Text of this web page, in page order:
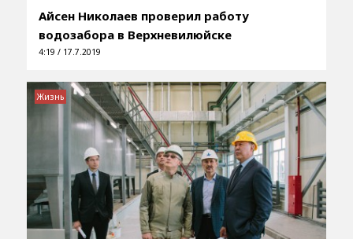
Айсен Николаев проверил работу
водозабора в Верхневилюйске
4:19 / 17.7.2019
Жизнь